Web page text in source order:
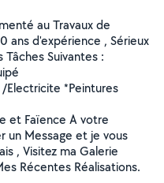
au Travaux de
ans d'expérience , Sérieux
Suivantes :
Electricite *Peintures
et Faïence A votre
un Message et je vous
, Visitez ma Galerie
Récentes Réalisations.